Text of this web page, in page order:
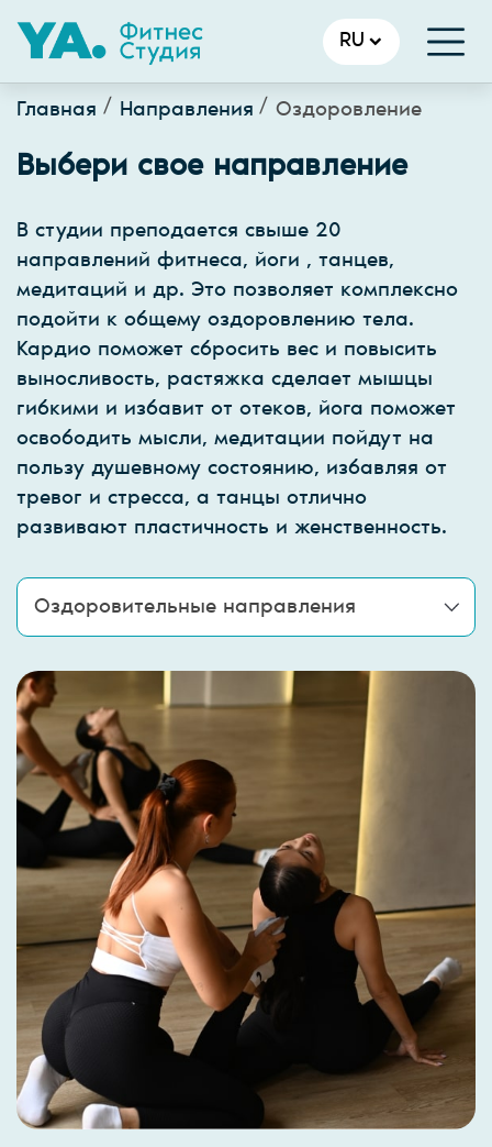
RU
Главная Направления Оздоровление
Выбери свое направление
В студии преподается свыше 20
направлений фитнеса, йоги , танцев,
медитаций и др. Это позволяет комплексно
подойти к общему оздоровлению тела.
Кардио поможет сбросить вес и повысить
выносливость, растяжка сделает мышцы
гибкими и избавит от отеков, йога поможет
освободить мысли, медитации пойдут на
пользу душевному состоянию, избавляя от
тревог и стресса, а танцы отлично
развивают пластичность и женственность.
Оздоровительные направления